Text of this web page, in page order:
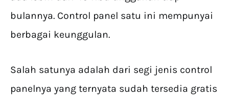
bulannya. Control panel satu ini mempunyai
berbagai keunggulan.
Salah satunya adalah dari segi jenis control
panelnya yang ternyata sudah tersedia gratis